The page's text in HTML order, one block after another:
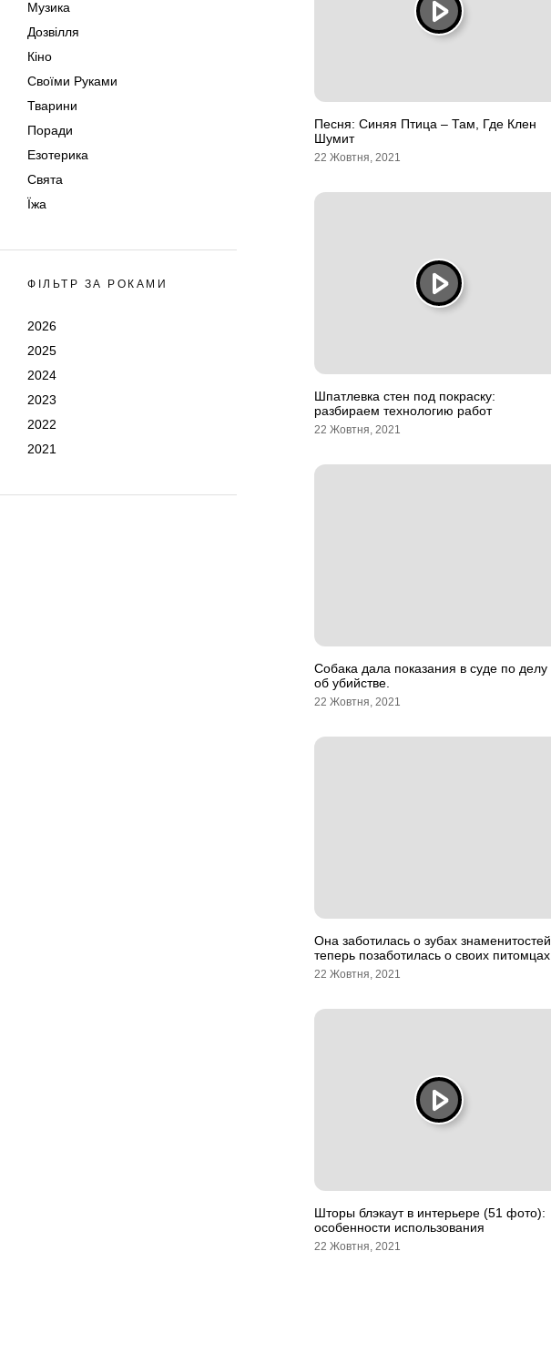
Музика
Дозвілля
Кіно
Своїми Руками
Тварини
Поради
Езотерика
Свята
Їжа
ФІЛЬТР ЗА РОКАМИ
2026
2025
2024
2023
2022
2021
Песня: Синяя Птица – Там, Где Клен
Шумит
22 Жовтня, 2021
Шпатлевка стен под покраску:
разбираем технологию работ
22 Жовтня, 2021
Собака дала показания в суде по делу
об убийстве.
22 Жовтня, 2021
Она заботилась о зубах знаменитостей,
теперь позаботилась о своих питомцах
22 Жовтня, 2021
Шторы блэкаут в интерьере (51 фото):
особенности использования
22 Жовтня, 2021